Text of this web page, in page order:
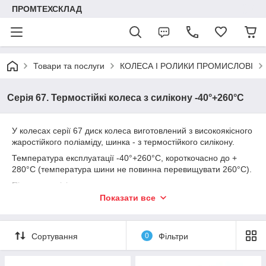
ПРОМТЕХСКЛАД
Товари та послуги КОЛЕСА І РОЛИКИ ПРОМИСЛОВІ
Серія 67. Термостійкі колеса з силікону -40°+260°C
У колесах серії 67 диск колеса виготовлений з високоякісного
жаростійкого поліаміду, шинка - з термостійкого силікону.
Температура експлуатації -40°+260°C, короткочасно до +
280°C (температура шини не повинна перевищувати 260°C).
Підшипник вісі колеса - ковзання.
Попри чорний колір, колеса не залишають слідів на підлозі,
абразивній підлозі, якщо їх тягнути або блокувати. Шина
може бути чутливою до ударів об гострі перешкоди (порізи)
Показати все
Сортування 0 Фільтри